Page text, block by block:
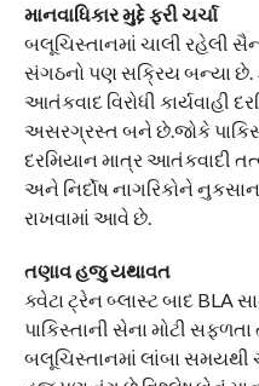
માનવાધિકાર મુદ્દે ફરી ચર્ચા
બલૂચિસ્તાનમાં ચાલી રહેલી
સંગઠનો પણ સક્રિય બન્યા છે.
આતંકવાદ વિરોધી કાર્યવાહી
અસરગ્રસ્ત બને છે.જોકે
દરમિયાન માત્ર આતંકવાદી
અને નિર્દોષ નાગરિકોને
રાખવામાં આવે છે.
તણાવ હજુ યથાવત
ક્વેટા ટ્રેન બ્લાસ્ટ બાદ BLA
પાકિસ્તાની સેના મોટી
બલૂચિસ્તાનમાં લાંબા સમયથી